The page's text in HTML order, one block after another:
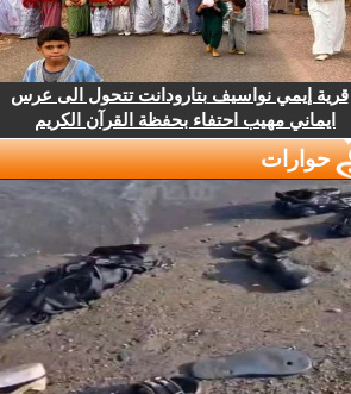
قرية إيمي نواسيف بتارودانت تتحول الى عرس
ايماني مهيب احتفاء بحفظة القرآن الكريم
حوارات